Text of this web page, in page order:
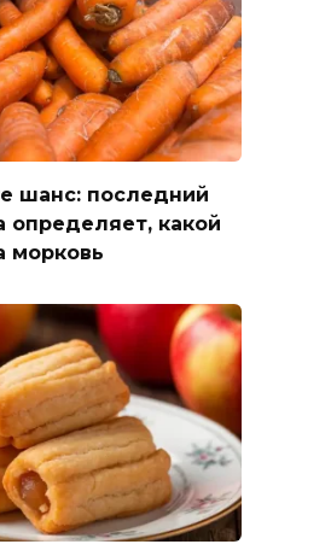
шанс: последний
определяет, какой
морковь